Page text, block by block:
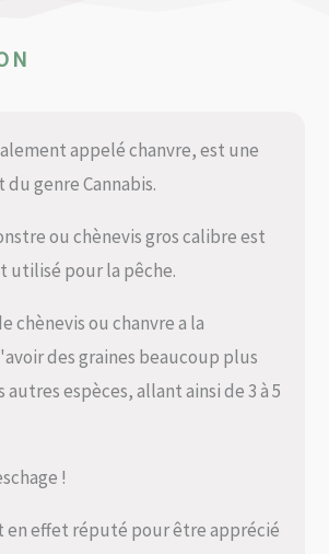
appelé chanvre, est une
genre Cannabis.
ou chènevis gros calibre est
utilisé pour la pêche.
chènevis ou chanvre a la
des graines beaucoup plus
autres espèces, allant ainsi de 3 à 5
!
en effet réputé pour être apprécié